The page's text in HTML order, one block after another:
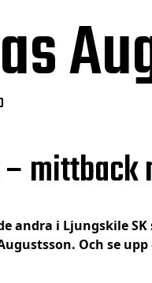
mittback
andra i Ljungskile
Och se